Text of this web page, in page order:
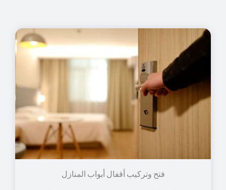
فتح وتركيب أقفال أبواب المنازل